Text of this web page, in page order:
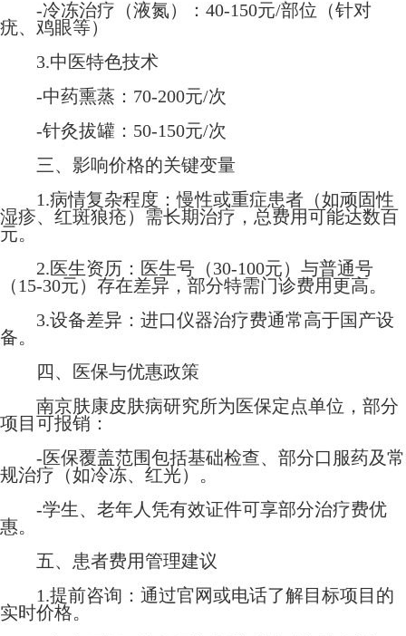
-冷冻治疗（液氮）：40-150元/部位（针对
疣、鸡眼等）
3.中医特色技术
-中药熏蒸：70-200元/次
-针灸拔罐：50-150元/次
三、影响价格的关键变量
1.病情复杂程度：慢性或重症患者（如顽固性
湿疹、红斑狼疮）需长期治疗，总费用可能达数百
元。
2.医生资历：医生号（30-100元）与普通号
（15-30元）存在差异，部分特需门诊费用更高。
3.设备差异：进口仪器治疗费通常高于国产设
备。
四、医保与优惠政策
南京肤康皮肤病研究所为医保定点单位，部分
项目可报销：
-医保覆盖范围包括基础检查、部分口服药及常
规治疗（如冷冻、红光）。
-学生、老年人凭有效证件可享部分治疗费优
惠。
五、患者费用管理建议
1.提前咨询：通过官网或电话了解目标项目的
实时价格。